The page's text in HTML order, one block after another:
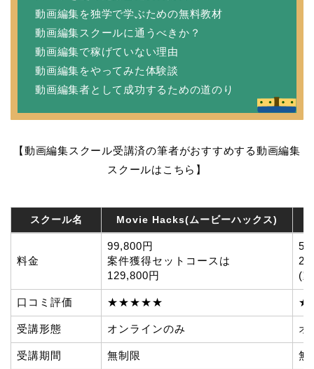
動画編集を独学で学ぶための無料教材
動画編集スクールに通うべきか？
動画編集で稼げていない理由
動画編集をやってみた体験談
動画編集者として成功するための道のり
【動画編集スクール受講済の筆者がおすすめする動画編集
スクールはこちら】
スクール名
Movie Hacks(ムービーハックス)
Movie Hacks(ムービーハックス)
料金
99,800円
案件獲得セットコースは
129,800円
(
口コミ評価 ★★★★★
受講形態 オンラインのみ オ
受講期間 無制限 無